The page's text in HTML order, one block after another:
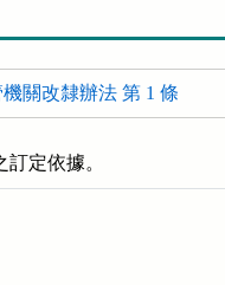
關改隸辦法 第 1 條
訂定依據。